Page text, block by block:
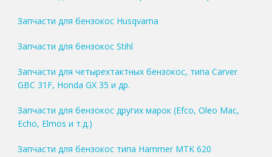
Запчасти для бензокос Husqvarna
Запчасти для бензокос Stihl
Запчасти для четырехтактных бензокос, типа Carver
GBC 31F, Honda GX 35 и др.
Запчасти для бензокос других марок (Efco, Oleo Mac,
Echo, Elmos и т.д.)
Запчасти для бензокос типа Hammer MTK 620